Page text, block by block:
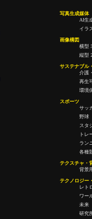
写真生成媒体
AI生
イラ
画像構図
横型
縦型
サステナブル
介護
再生
環境
スポーツ
サッ
野球
スタ
トレ
ラン
各種
テクスチャ・
背景
テクノロジー
レト
ワー
未来
研究